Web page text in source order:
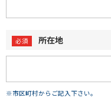
所在地
※市区町村からご記入下さい。